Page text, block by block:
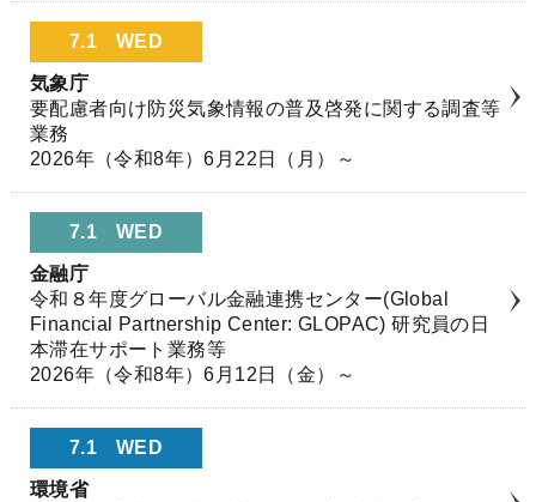
7.1 WED
気象庁
要配慮者向け防災気象情報の普及啓発に関する調査等
業務
2026年（令和8年）6月22日（月）～
7.1 WED
金融庁
令和８年度グローバル金融連携センター(Global
Financial Partnership Center: GLOPAC) 研究員の日
本滞在サポート業務等
2026年（令和8年）6月12日（金）～
7.1 WED
環境省